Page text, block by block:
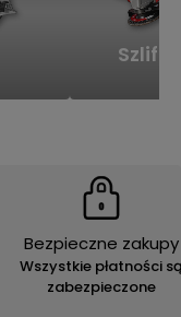
Bezpieczne zakupy
Wszystkie płatności
zabezpieczone